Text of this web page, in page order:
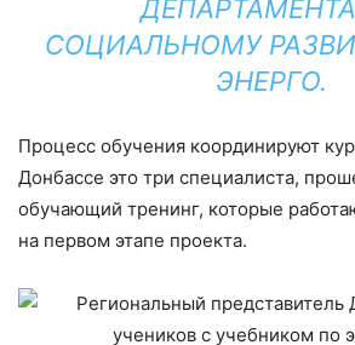
СОЦИАЛЬНОМУ
ЭНЕРГО.
Процесс обучения координируют
Донбассе это три специалиста,
обучающий тренинг, которые
на первом этапе проекта.